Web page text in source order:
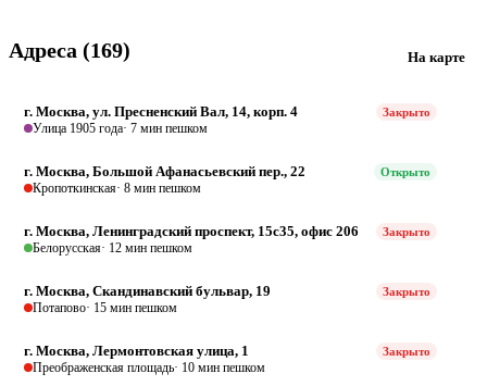
Адреса (169) На карте
г. Москва, ул. Пресненский Вал, 14, корп. 4 Закрыто
Улица 1905 года· 7 мин пешком
г. Москва, Большой Афанасьевский пер., 22 Открыто
Кропоткинская· 8 мин пешком
г. Москва, Ленинградский проспект, 15с35, офис 206 Закрыто
Белорусская· 12 мин пешком
г. Москва, Скандинавский бульвар, 19 Закрыто
Потапово· 15 мин пешком
г. Москва, Лермонтовская улица, 1 Закрыто
Преображенская площадь· 10 мин пешком